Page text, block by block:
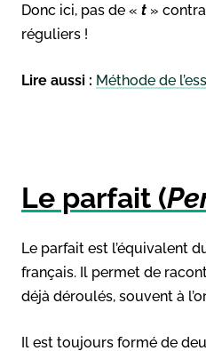
Donc ici, pas de « t »
réguliers !
Lire aussi : Méthode de
Le parfait (
Le parfait est l’équivalent
français. Il permet de
déjà déroulés, souvent à
Il est toujours formé de